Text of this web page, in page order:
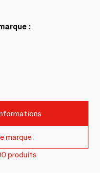
:
marque
produits